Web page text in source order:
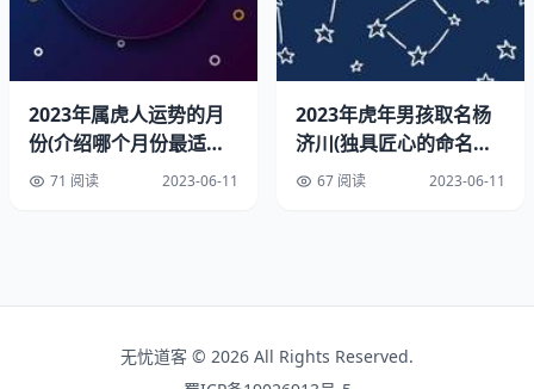
的联系和互动，以增强他们的婚姻关系。他们需要保持开放
和诚实的沟通，以便及时解决任何问题和分歧，从而建立一
个健康和长久的婚姻关系。
2023年属虎人运势的月
份(介绍哪个月份最适合
属虎人)
71 阅读 2023-06-11
2023年虎年男孩取名杨
济川(独具匠心的命名之
路)67 阅读 2023-06-11
无忧道客 © 2026 All Rights Reserved.